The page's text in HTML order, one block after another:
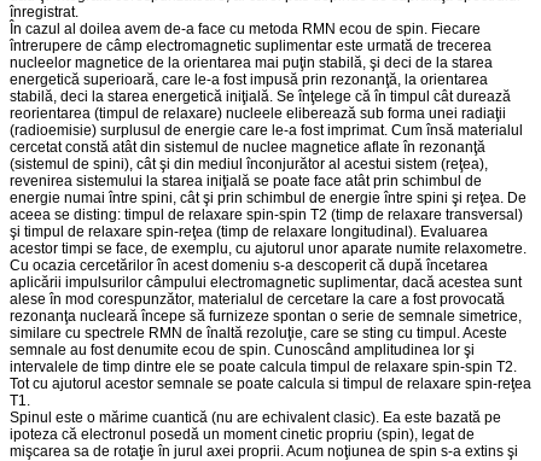
înregistrat.
În cazul al doilea avem de-a face cu metoda RMN ecou de spin. Fiecare
întrerupere de câmp electromagnetic suplimentar este urmată de trecerea
nucleelor magnetice de la orientarea mai puţin stabilă, şi deci de la starea
energetică superioară, care le-a fost impusă prin rezonanţă, la orientarea
stabilă, deci la starea energetică iniţială. Se înţelege că în timpul cât durează
reorientarea (timpul de relaxare) nucleele eliberează sub forma unei radiaţii
(radioemisie) surplusul de energie care le-a fost imprimat. Cum însă materialul
cercetat constă atât din sistemul de nuclee magnetice aflate în rezonanţă
(sistemul de spini), cât şi din mediul înconjurător al acestui sistem (reţea),
revenirea sistemului la starea iniţială se poate face atât prin schimbul de
energie numai între spini, cât şi prin schimbul de energie între spini şi reţea. De
aceea se disting: timpul de relaxare spin-spin T2 (timp de relaxare transversal)
şi timpul de relaxare spin-reţea (timp de relaxare longitudinal). Evaluarea
acestor timpi se face, de exemplu, cu ajutorul unor aparate numite relaxometre.
Cu ocazia cercetărilor în acest domeniu s-a descoperit că după încetarea
aplicării impulsurilor câmpului electromagnetic suplimentar, dacă acestea sunt
alese în mod corespunzător, materialul de cercetare la care a fost provocată
rezonanţa nucleară începe să furnizeze spontan o serie de semnale simetrice,
similare cu spectrele RMN de înaltă rezoluţie, care se sting cu timpul. Aceste
semnale au fost denumite ecou de spin. Cunoscând amplitudinea lor şi
intervalele de timp dintre ele se poate calcula timpul de relaxare spin-spin T2.
Tot cu ajutorul acestor semnale se poate calcula si timpul de relaxare spin-reţea
T1.
Spinul este o mărime cuantică (nu are echivalent clasic). Ea este bazată pe
ipoteza că electronul posedă un moment cinetic propriu (spin), legat de
mişcarea sa de rotaţie în jurul axei proprii. Acum noţiunea de spin s-a extins şi